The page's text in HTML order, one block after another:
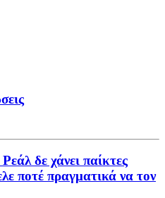
δε χάνει παίκτες
ποτέ πραγματικά να τον